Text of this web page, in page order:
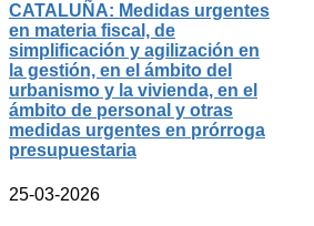
CATALUÑA: Medidas urgentes
en materia fiscal, de
simplificación y agilización en
la gestión, en el ámbito del
urbanismo y la vivienda, en el
ámbito de personal y otras
medidas urgentes en prórroga
presupuestaria
25-03-2026